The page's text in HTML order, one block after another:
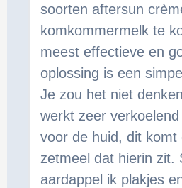
soorten aftersun
komkommermelk te
meest effectieve en
oplossing is een
Je zou het niet
werkt zeer
voor de huid, dit komt
zetmeel dat hierin zit.
aardappel ik plakjes